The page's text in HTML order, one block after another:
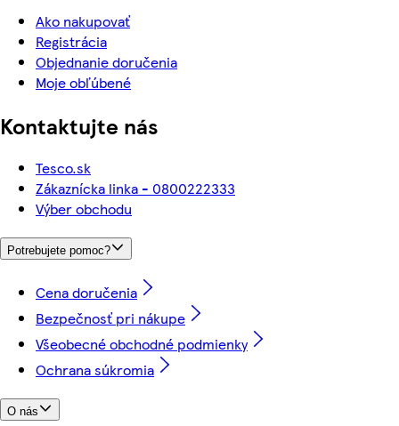
Ako nakupovať
Registrácia
Objednanie doručenia
Moje obľúbené
Kontaktujte nás
Tesco.sk
Zákaznícka linka - 0800222333
Výber obchodu
Potrebujete pomoc?
Cena doručenia
Bezpečnosť pri nákupe
Všeobecné obchodné podmienky
Ochrana súkromia
O nás